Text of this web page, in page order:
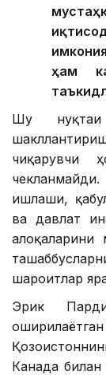
ҳам
Шу нуқтаи
чиқарувчи
ишлаши,
ва давлат
алоқаларини
шароитлар
Эрик
Канада